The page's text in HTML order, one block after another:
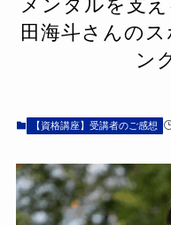
メンタルを支
田海斗さんの
ン
【資格講座】受講者のご感想